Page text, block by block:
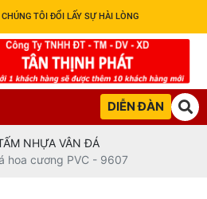
TÔI ĐỔI LẤY SỰ HÀI LÒNG
DIỄN ĐÀN
NHỰA VÂN ĐÁ
hoa cương PVC - 9607